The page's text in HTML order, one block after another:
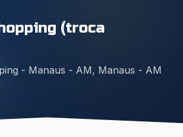
(troca
- Manaus - AM, Manaus - AM